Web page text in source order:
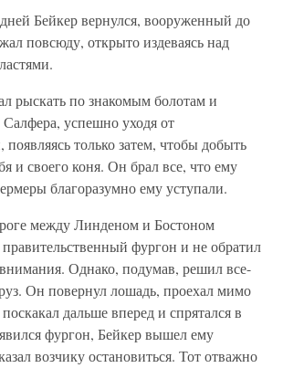
Бейкер вернулся, вооруженный до
повсюду, открыто издеваясь над
рыскать по знакомым болотам и
Салфера, успешно уходя от
появляясь только затем, чтобы добыть
и своего коня. Он брал все, что ему
благоразумно ему уступали.
между Линденом и Бостоном
фургон и не обратил
Однако, подумав, решил все-
Он повернул лошадь, проехал мимо
дальше вперед и спрятался в
фургон, Бейкер вышел ему
возчику остановиться. Тот отважно